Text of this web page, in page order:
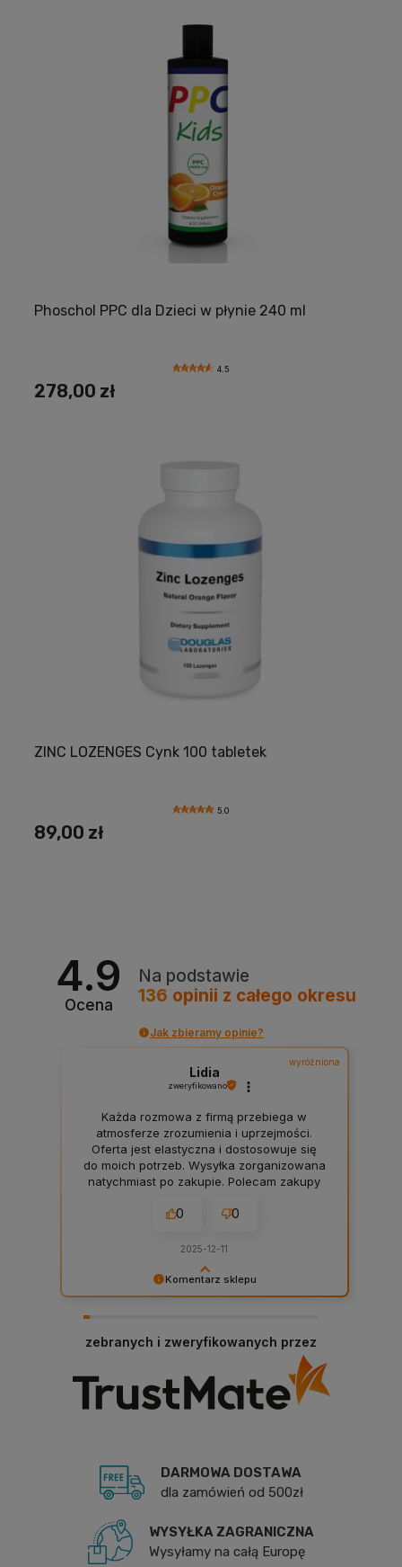
Phoschol PPC dla Dzieci w płynie 240 ml
4.5
278,00 zł
ZINC LOZENGES Cynk 100 tabletek
5.0
89,00 zł
4.9
Ocena
Na podstawie
136 opinii z całego okresu
Jak zbieramy opinie?
Komentarz sklepu
jak Ty. Z pozdrowieniami, obsługa sklepu.
wyróżniona
Lidia
zweryfikowano
Każda rozmowa z firmą przebiega w
atmosferze zrozumienia i uprzejmości.
Oferta jest elastyczna i dostosowuje się
do moich potrzeb. Wysyłka zorganizowana
natychmiast po zakupie. Polecam zakupy
0 0
2025-12-11
zebranych i zweryfikowanych przez
DARMOWA DOSTAWA
dla zamówień od 500zł
WYSYŁKA ZAGRANICZNA
Wysyłamy na całą Europę